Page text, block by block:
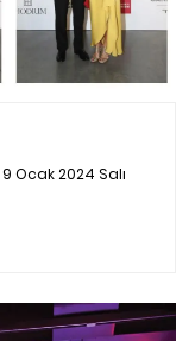
9 Ocak 2024 Salı